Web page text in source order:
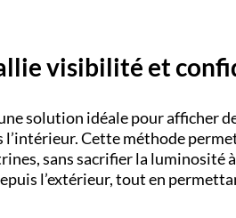
visibilité et
solution idéale pour afficher
Cette méthode
sans sacrifier la luminosité
l’extérieur, tout en